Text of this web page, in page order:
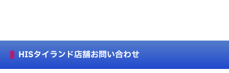
HISタイランド店舗お問い合わせ